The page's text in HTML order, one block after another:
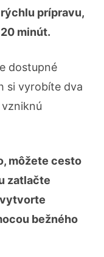
prípravu,
minút.
dostupné
si vyrobíte dva
môžete cesto
zatlačte
bežného